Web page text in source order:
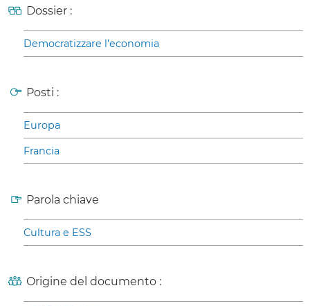
Dossier :
Democratizzare l’economia
Posti :
Europa
Francia
Parola chiave
Cultura e ESS
Origine del documento :